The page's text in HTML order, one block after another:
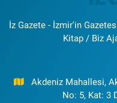
İz Gazete - İzmir'in
Kitap / Biz
Akdeniz Mahallesi,
No: 5, Kat: 3